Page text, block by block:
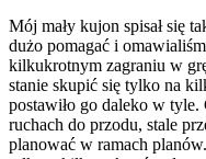
Mój mały kujon spisał się
dużo pomagać i
kilkukrotnym zagraniu w
stanie skupić się tylko na
postawiło go daleko w
ruchach do przodu, stale
planować w ramach